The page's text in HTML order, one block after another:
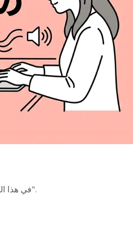
في هذا المقال، سنقدم كيفية استخدام ميزة "قراءة النص عند تحميل صورة".